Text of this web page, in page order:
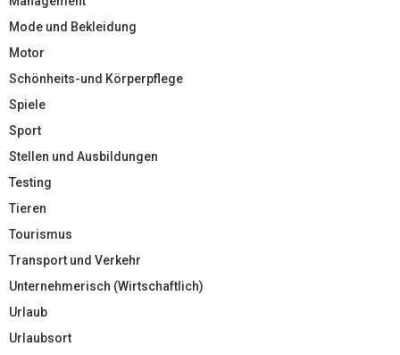
Mode und Bekleidung
Motor
Schönheits-und Körperpflege
Spiele
Sport
Stellen und Ausbildungen
Testing
Tieren
Tourismus
Transport und Verkehr
Unternehmerisch (Wirtschaftlich)
Urlaub
Urlaubsort